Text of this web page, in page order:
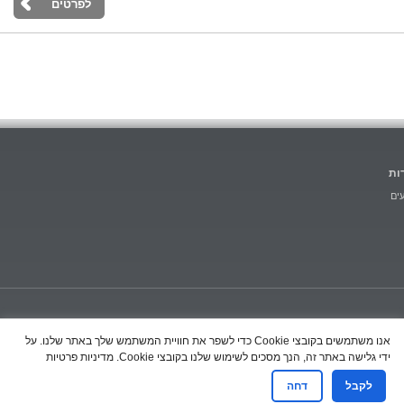
P.I.:
Società a Socio Unico soggetta a coord. e controllo da parte di
Stanley Black & Decker, Inc.
אנו משתמשים בקובצי Cookie כדי לשפר את חוויית המשתמש שלך באתר שלנו. על
ידי גלישה באתר זה, הנך מסכים לשימוש שלנו בקובצי Cookie.
מדיניות פרטיות
לקבל דחה